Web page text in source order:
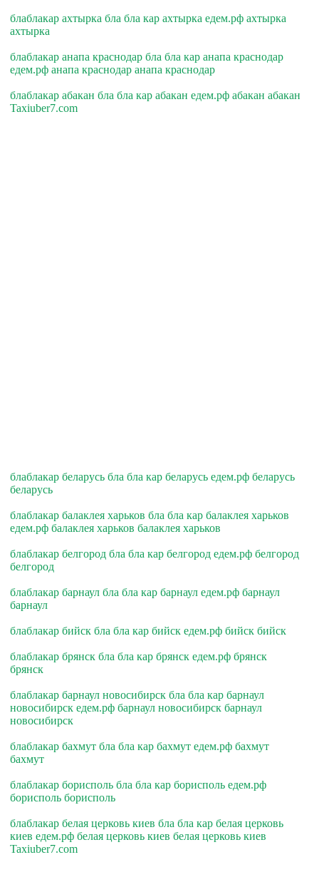
блаблакар ахтырка бла бла кар ахтырка едем.рф ахтырка
ахтырка
блаблакар анапа краснодар бла бла кар анапа краснодар
едем.рф анапа краснодар анапа краснодар
блаблакар абакан бла бла кар абакан едем.рф абакан абакан
Taxiuber7.com
блаблакар беларусь бла бла кар беларусь едем.рф беларусь
беларусь
блаблакар балаклея харьков бла бла кар балаклея харьков
едем.рф балаклея харьков балаклея харьков
блаблакар белгород бла бла кар белгород едем.рф белгород
белгород
блаблакар барнаул бла бла кар барнаул едем.рф барнаул
барнаул
блаблакар бийск бла бла кар бийск едем.рф бийск бийск
блаблакар брянск бла бла кар брянск едем.рф брянск
брянск
блаблакар барнаул новосибирск бла бла кар барнаул
новосибирск едем.рф барнаул новосибирск барнаул
новосибирск
блаблакар бахмут бла бла кар бахмут едем.рф бахмут
бахмут
блаблакар борисполь бла бла кар борисполь едем.рф
борисполь борисполь
блаблакар белая церковь киев бла бла кар белая церковь
киев едем.рф белая церковь киев белая церковь киев
Taxiuber7.com